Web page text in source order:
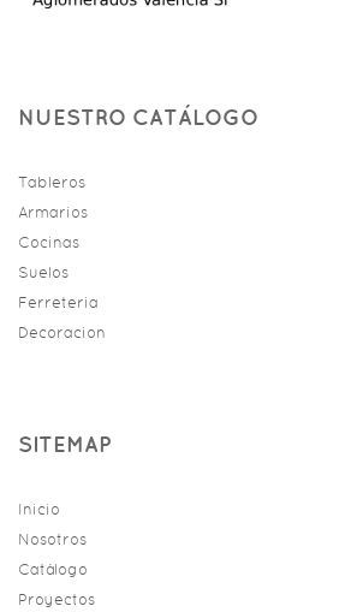
NUESTRO CATÁLOGO
Tableros
Armarios
Cocinas
Suelos
Ferreteria
Decoracion
SITEMAP
Inicio
Nosotros
Catálogo
Proyectos